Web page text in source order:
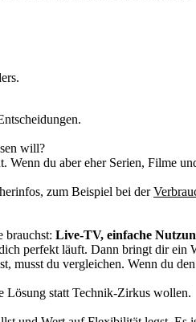
will?
du aber eher Serien, Filme
zum Beispiel bei der
brauchst: Live-TV, einfache
perfekt läuft. Dann bringt dir ein
musst du vergleichen. Wenn du
Lösung statt Technik-Zirkus wollen.